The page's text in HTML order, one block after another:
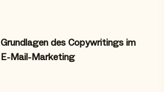
Grundlagen des Copywritings im
E-Mail-Marketing